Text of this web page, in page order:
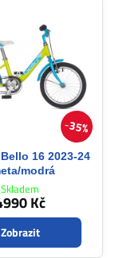
35%
16 2023-24
modrá
Skladem
Kč
Zobrazit